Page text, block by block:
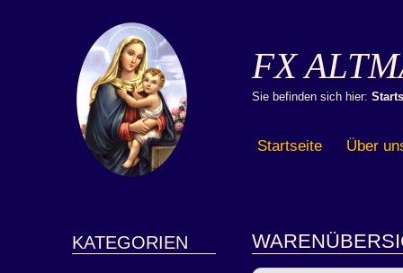
FX
Sie befinden sich hier:
Startseite Über
KATEGORIEN